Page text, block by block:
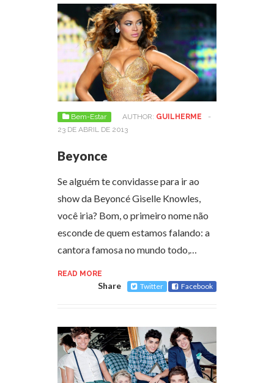
Bem-Estar AUTHOR: GUILHERME
-
23 DE ABRIL DE 2013
Beyonce
Se alguém te convidasse para ir ao
show da Beyoncé Giselle Knowles,
você iria? Bom, o primeiro nome não
esconde de quem estamos falando: a
cantora famosa no mundo todo,…
READ MORE
Share Twitter Facebook